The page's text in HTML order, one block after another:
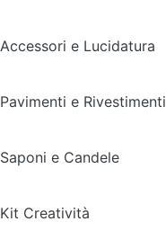
Accessori e Lucidatura
Pavimenti e Rivestimenti
Saponi e Candele
Kit Creatività